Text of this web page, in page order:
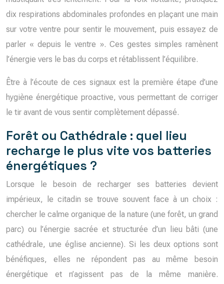
dix respirations abdominales profondes en plaçant une main
sur votre ventre pour sentir le mouvement, puis essayez de
parler « depuis le ventre ». Ces gestes simples ramènent
l’énergie vers le bas du corps et rétablissent l’équilibre.
Être à l’écoute de ces signaux est la première étape d’une
hygiène énergétique proactive, vous permettant de corriger
le tir avant de vous sentir complètement dépassé.
Forêt ou Cathédrale : quel lieu
recharge le plus vite vos batteries
énergétiques ?
Lorsque le besoin de recharger ses batteries devient
impérieux, le citadin se trouve souvent face à un choix :
chercher le calme organique de la nature (une forêt, un grand
parc) ou l’énergie sacrée et structurée d’un lieu bâti (une
cathédrale, une église ancienne). Si les deux options sont
bénéfiques, elles ne répondent pas au même besoin
énergétique et n’agissent pas de la même manière.